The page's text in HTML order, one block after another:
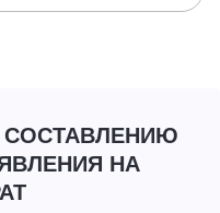
СОСТАВЛЕНИЮ
НА